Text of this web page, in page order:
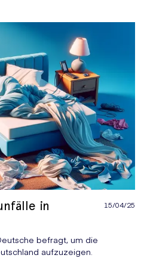
in
15/04/25
befragt, um die
aufzuzeigen.